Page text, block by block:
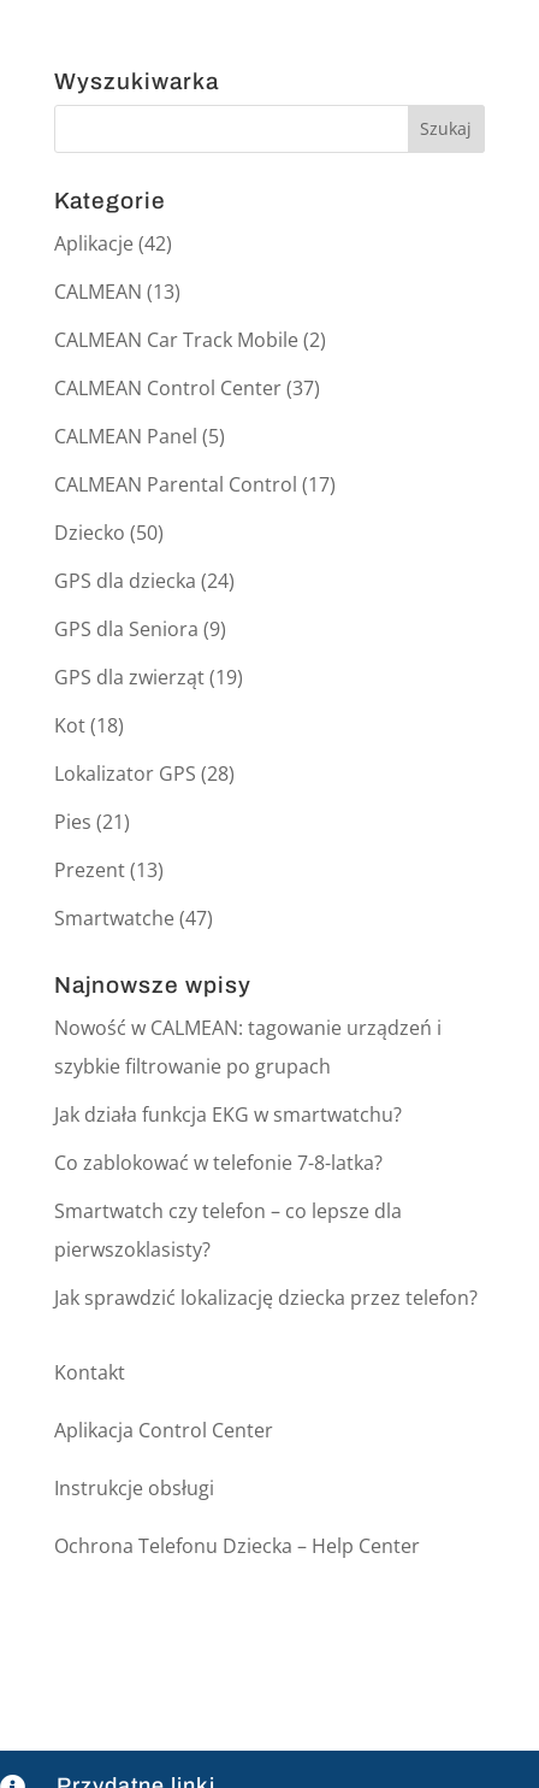
Wyszukiwarka
Kategorie
Aplikacje(42)
CALMEAN (13)
CALMEAN Car Track Mobile(2)
CALMEAN Control Center(37)
CALMEAN Panel (5)
CALMEAN Parental Control (17)
Dziecko (50)
GPS dla dziecka (24)
GPS dla Seniora (9)
GPS dla zwierząt(19)
Kot(18)
Lokalizator GPS (28)
Pies (21)
Prezent(13)
Smartwatche(47)
Najnowsze wpisy
Nowość w CALMEAN: tagowanie urządzeń i
szybkie filtrowanie po grupach
Jak działa funkcja EKG w smartwatchu?
Co zablokować w telefonie 7-8-latka?
Smartwatch czy telefon – co lepsze dla
pierwszoklasisty?
Jak sprawdzić lokalizację dziecka przez telefon?
Kontakt
Aplikacja Control Center
Instrukcje obsługi
Ochrona Telefonu Dziecka – Help Center